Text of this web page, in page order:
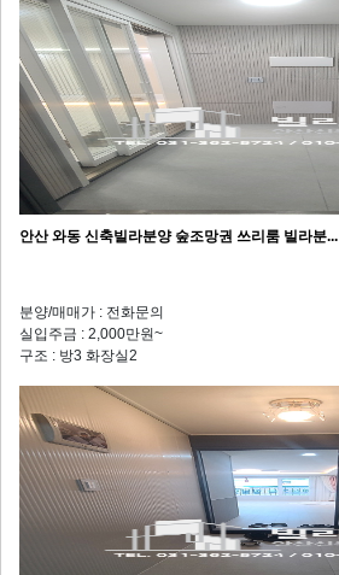
안산 와동 신축빌라분양 숲조망권 쓰리룸 빌라분...
분양/매매가 : 전화문의
실입주금 : 2,000만원~
구조 : 방3 화장실2